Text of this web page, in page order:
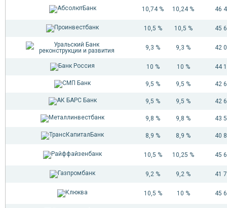
10,74 % 10,24 % 46
10,5 % 10,5 % 45
9,3 % 9,3 % 42
10 % 10 % 44
9,5 % 9,5 % 42
9,5 % 9,5 % 42
9,8 % 9,8 % 43
8,9 % 8,9 % 40
10,5 % 10,25 % 45
9,2 % 9,2 % 41
10,5 % 10 % 45